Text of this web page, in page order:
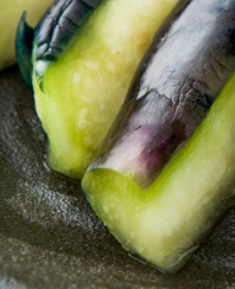
産地検索